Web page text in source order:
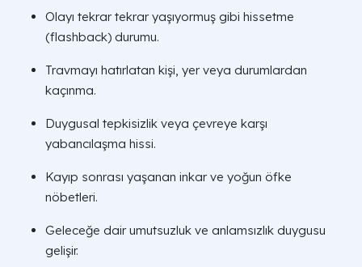
Olayı tekrar tekrar yaşıyormuş gibi hissetme
(flashback) durumu.
Travmayı hatırlatan kişi, yer veya durumlardan
kaçınma.
Duygusal tepkisizlik veya çevreye karşı
yabancılaşma hissi.
Kayıp sonrası yaşanan inkar ve yoğun öfke
nöbetleri.
Geleceğe dair umutsuzluk ve anlamsızlık duygusu
gelişir.